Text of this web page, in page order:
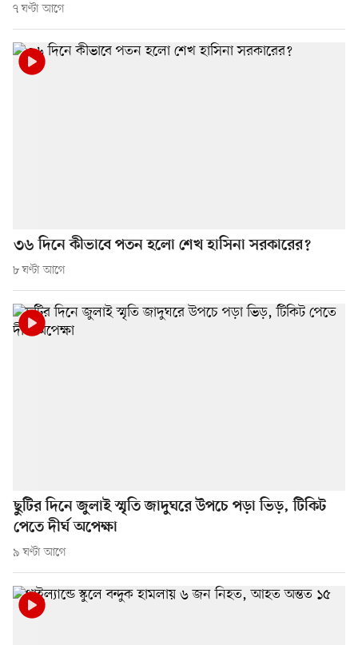
৭ ঘণ্টা আগে
৩৬ দিনে কীভাবে পতন হলো শেখ হাসিনা সরকারের?
৮ ঘণ্টা আগে
ছুটির দিনে জুলাই স্মৃতি জাদুঘরে উপচে পড়া ভিড়, টিকিট
পেতে দীর্ঘ অপেক্ষা
৯ ঘণ্টা আগে